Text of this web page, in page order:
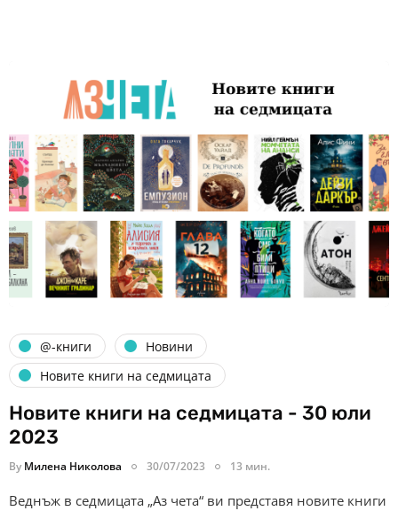
@-книги
Новини
Новите книги на седмицата
Новите книги на седмицата - 30 юли
2023
By Милена Николова 30/07/2023 13 мин.
Веднъж в седмицата „Аз чета“ ви представя новите книги